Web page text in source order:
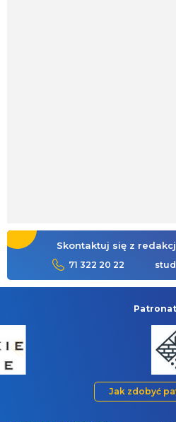
Skontaktuj się z
71 322 20 22
Jak zdobyć